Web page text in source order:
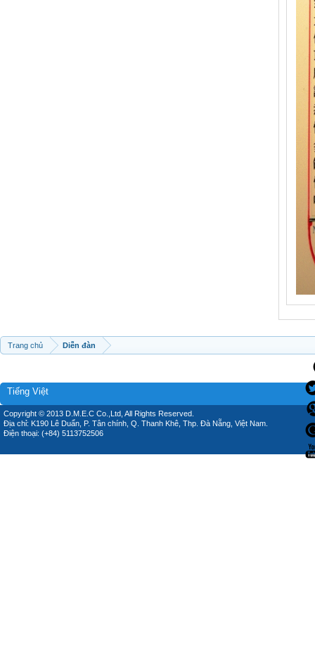
Trang chủ Diễn đàn
Tiếng Việt
Copyright © 2013 D.M.E.C Co.,Ltd, All Rights Reserved.
Địa chỉ: K190 Lê Duẩn, P. Tân chính, Q. Thanh Khê, Thp. Đà Nẵng, Việt Nam.
Điện thoại: (+84) 5113752506